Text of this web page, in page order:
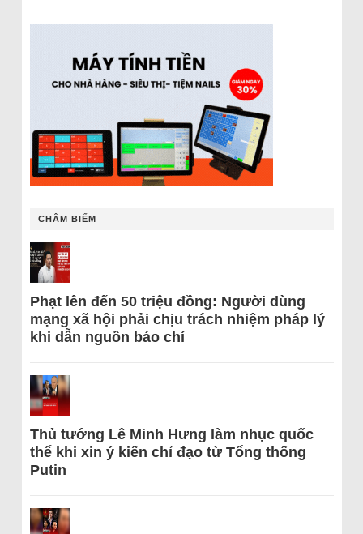
CHÂM BIẾM
Phạt lên đến 50 triệu đồng: Người dùng
mạng xã hội phải chịu trách nhiệm pháp lý
khi dẫn nguồn báo chí
Thủ tướng Lê Minh Hưng làm nhục quốc
thể khi xin ý kiến chỉ đạo từ Tổng thống
Putin